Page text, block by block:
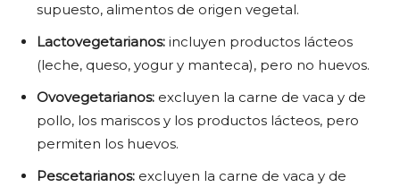
supuesto, alimentos de origen vegetal.
Lactovegetarianos: incluyen productos lácteos
(leche, queso, yogur y manteca), pero no huevos.
Ovovegetarianos: excluyen la carne de vaca y de
pollo, los mariscos y los productos lácteos, pero
permiten los huevos.
Pescetarianos: excluyen la carne de vaca y de